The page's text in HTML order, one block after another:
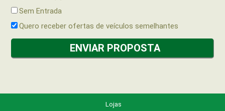
Sem Entrada
Quero receber ofertas de veículos semelhantes
Lojas